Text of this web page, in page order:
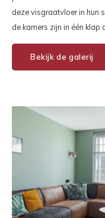
deze visgraatvloer in hun
de kamers zijn in één klap
Bekijk de galerij